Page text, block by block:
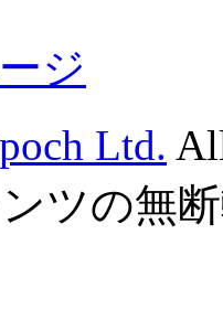
ジ
Ltd.
ツの無